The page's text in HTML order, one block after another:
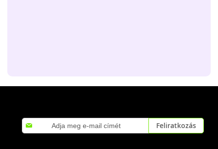
Iratkozzon
fel
Feliratkozás